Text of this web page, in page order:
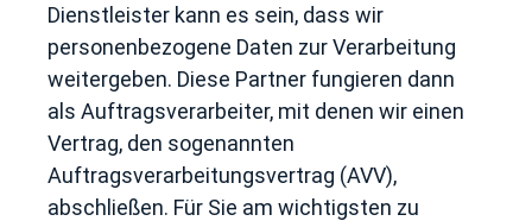
Dienstleister kann es sein, dass wir
personenbezogene Daten zur Verarbeitung
weitergeben. Diese Partner fungieren dann
als Auftragsverarbeiter, mit denen wir einen
Vertrag, den sogenannten
Auftragsverarbeitungsvertrag (AVV),
abschließen. Für Sie am wichtigsten zu